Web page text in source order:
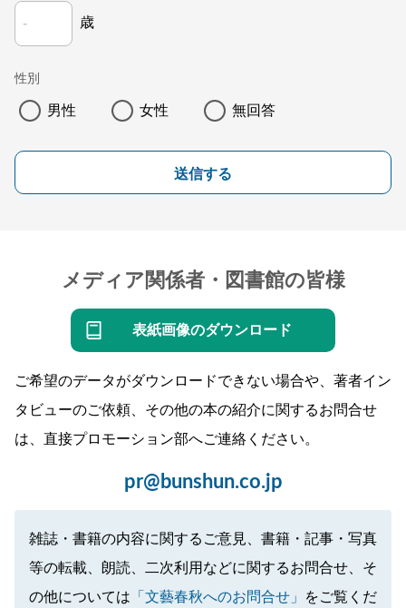
歳
性別
男性 女性 無回答
送信する
メディア関係者・図書館の皆様
表紙画像のダウンロード
ご希望のデータがダウンロードできない場合や、著者イン
タビューのご依頼、その他の本の紹介に関するお問合せ
は、直接プロモーション部へご連絡ください。
pr@bunshun.co.jp
雑誌・書籍の内容に関するご意見、書籍・記事・写真
等の転載、朗読、二次利用などに関するお問合せ、そ
の他については 「文藝春秋へのお問合せ」
をご覧くだ